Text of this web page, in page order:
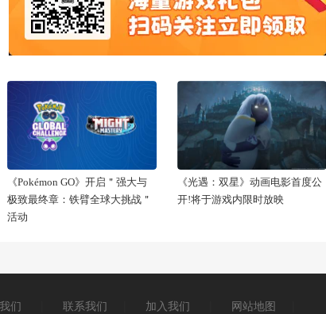
《Pokémon GO》开启＂强大与
极致最终章：铁臂全球大挑战＂
活动
《光遇：双星》动画电影首度公
开!将于游戏内限时放映
们 联系我们 加入我们 网站地图